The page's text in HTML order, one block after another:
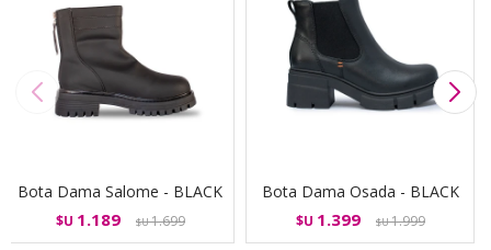
Bota Dama Salome - BLACK
$U 1.189 $U1.699
Bota Dama Osada - BLACK
$U 1.399 $U1.999